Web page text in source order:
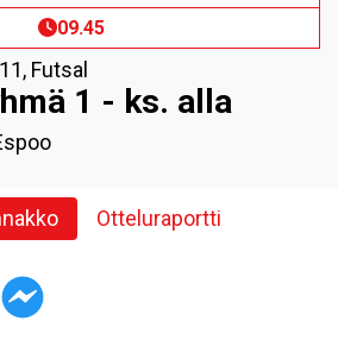
09.45
, Futsal
1 - ks. alla
Otteluraportti